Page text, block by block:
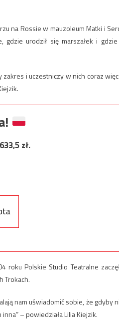
na Rossie w mauzoleum Matki i
gdzie urodził się marszałek i
i uczestniczy w nich coraz
zł.
roku Polskie Studio Teatralne
Trokach.
nam uświadomić sobie, że gdyby
– powiedziała Lilia Kiejzik.